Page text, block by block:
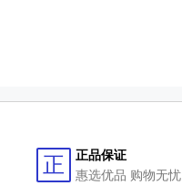
正
正品保证
惠选优品 购物无忧